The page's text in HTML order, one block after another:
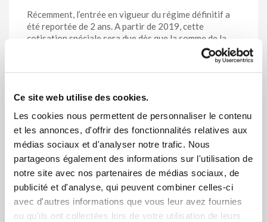
Ce site web utilise des cookies.
Les cookies nous permettent de personnaliser le contenu
et les annonces, d'offrir des fonctionnalités relatives aux
médias sociaux et d'analyser notre trafic. Nous
partageons également des informations sur l'utilisation de
notre site avec nos partenaires de médias sociaux, de
publicité et d'analyse, qui peuvent combiner celles-ci
avec d'autres informations que vous leur avez fournies
ou qu'ils ont collectées lors de votre utilisation de leurs
Récemment, l’entrée en vigueur du régime définitif a
été reportée de 2 ans. A partir de 2019, cette
cotisation spéciale sera due dès que la somme de la
pension légale et complémentaire dépasse la pension
légale maximale du secteur public. Ce seuil est appelé
‘l’objectif de pension’.
En tant qu’organisme de pension, le rôle de Vivium se
données 2 epilier) des primes/cotisations sur la base
de laquelle l’ONSS (Office National de Sécurité
Sociale) et l’INASTI (Institut National d'Assurances
Sociales pour Travailleurs Indépendants) peuvent
déterminer la base de perception de la cotisation.
Pour chaque travailleur bénéficiant d’un plan de
pension complémentaire, Sigedis calcule si une
cotisation Wijninckx est due. Le cas échéant,
l’employeur est prié en septembre de payer la